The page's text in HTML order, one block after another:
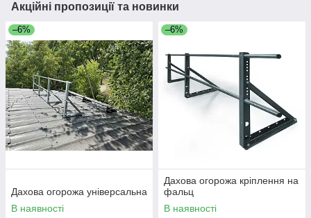
Акційні пропозиції та новинки
–6%
Дахова огорожа універсальна
В наявності
–6%
Дахова огорожа кріплення на
фальц
В наявності